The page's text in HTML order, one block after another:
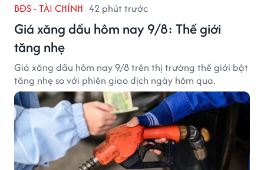
BĐS - TÀI CHÍNH 42 phút trước
Giá xăng dầu hôm nay 9/8: Thế giới
tăng nhẹ
Giá xăng dầu hôm nay 9/8 trên thị trường thế giới bật
tăng nhẹ so với phiên giao dịch ngày hôm qua.